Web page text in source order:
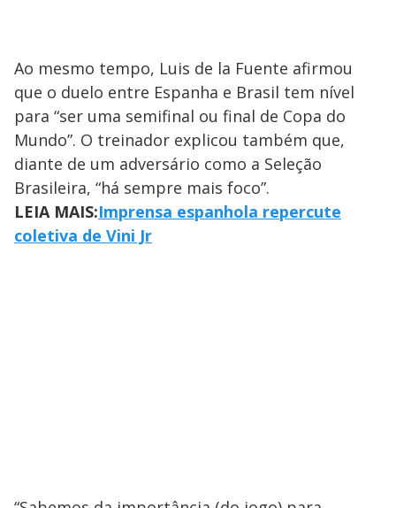
Ao mesmo tempo, Luis de la Fuente afirmou
que o duelo entre Espanha e Brasil tem nível
para “ser uma semifinal ou final de Copa do
Mundo”. O treinador explicou também que,
diante de um adversário como a Seleção
Brasileira, “há sempre mais foco”.
LEIA MAIS:Imprensa espanhola repercute
coletiva de Vini Jr